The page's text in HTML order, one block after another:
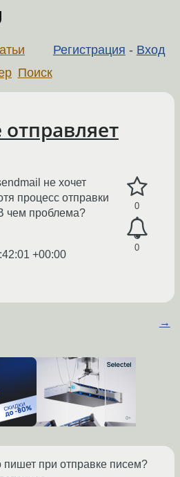
Регистрация - Вход
Поиск
0
0
не хочет
процесс отправки
чем проблема?
+00:00
→
пишет при отправке писем?